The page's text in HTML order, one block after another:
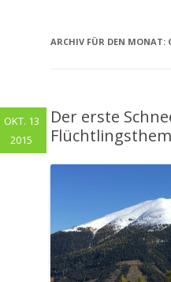
ARCHIV FÜR DEN MONAT:
Der erste
OKT. 13
2015